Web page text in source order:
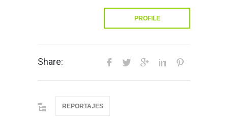
PROFILE
Share:
REPORTAJES